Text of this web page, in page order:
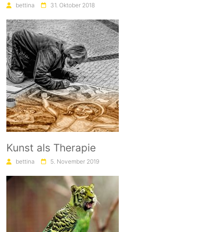
bettina 31. Oktober 2018
Kunst als Therapie
bettina 5. November 2019